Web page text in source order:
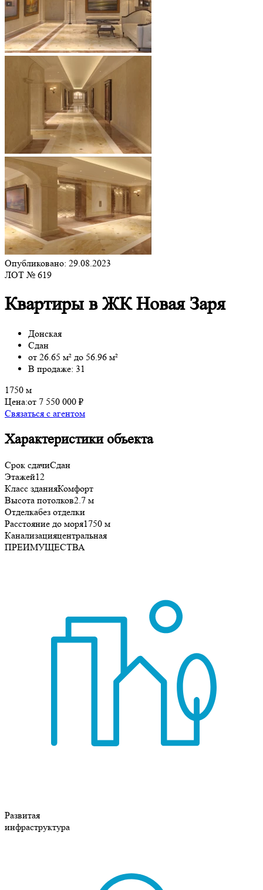
Опубликовано: 29.08.2023
ЛОТ № 619
Квартиры в ЖК Новая Заря
Донская
Сдан
от 26.65 м² до 56.96 м²
В продаже: 31
1750 м
Цена:от 7 550 000 ₽
Связаться с агентом
Характеристики объекта
Срок сдачиСдан
Этажей12
Класс зданияКомфорт
Высота потолков2.7 м
Отделкабез отделки
Расстояние до моря1750 м
Канализацияцентральная
ПРЕИМУЩЕСТВА
Развитая
инфраструктура